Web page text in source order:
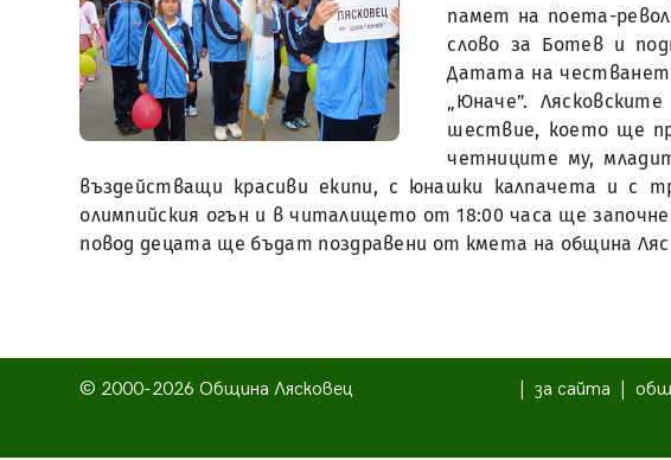
памет на поета-
слово за Ботев и
Датата на
„Юначе”.
шествие, което ще
четниците му,
въздействащи красиви екипи, с юнашки калпачета и с
олимпийския огън и в читалището от 18:00 часа ще
повод децата ще бъдат поздравени от кмета на община
© 2000-2026 Община Лясковец за сайта